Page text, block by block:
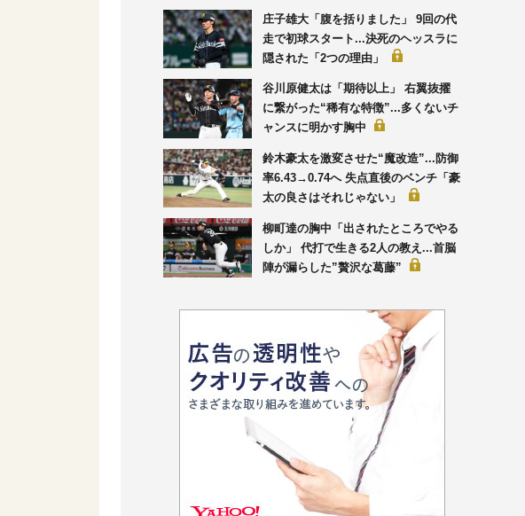
庄子雄大「腹を括りました」 9回の代
走で初球スタート...決死のヘッスラに
隠された「2つの理由」
谷川原健太は「期待以上」 右翼抜擢
に繋がった“稀有な特徴”...多くないチ
ャンスに明かす胸中
鈴木豪太を激変させた“魔改造”...防御
率6.43→0.74へ 失点直後のベンチ「豪
太の良さはそれじゃない」
柳町達の胸中「出されたところでやる
しか」 代打で生きる2人の教え...首脳
陣が漏らした”贅沢な葛藤”